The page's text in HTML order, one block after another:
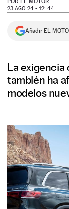
NEWSLETTER
POR EL MOTOR
23 AGO 24 - 12: 44
Añadir EL
La exigencia
también ha
modelos